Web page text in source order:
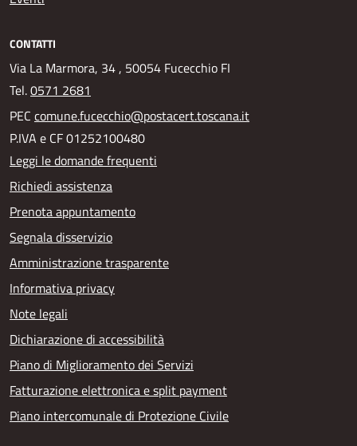
CONTATTI
Via La Marmora, 34 , 50054 Fucecchio FI
Tel.0571 2681
PEC comune.fucecchio@postacert.toscana.it
P.IVA e CF 01252100480
Leggi le domande frequenti
Richiedi assistenza
Prenota appuntamento
Segnala disservizio
Amministrazione trasparente
Informativa privacy
Note legali
Dichiarazione di accessibilità
Piano di Miglioramento dei Servizi
Fatturazione elettronica e split payment
Piano intercomunale di Protezione Civile